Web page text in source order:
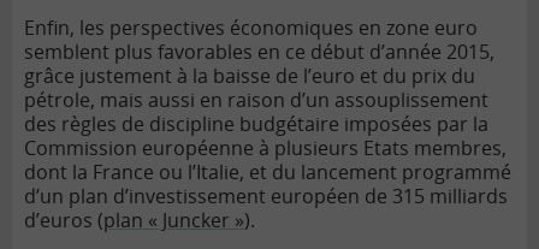
Enfin, les perspectives économiques en zone euro
semblent plus favorables en ce début d’année 2015,
grâce justement à la baisse de l’euro et du prix du
pétrole, mais aussi en raison d’un assouplissement
des règles de discipline budgétaire imposées par la
Commission européenne à plusieurs Etats membres,
dont la France ou l’Italie, et du lancement programmé
d’un plan d’investissement européen de 315 milliards
d’euros (plan « Juncker »).